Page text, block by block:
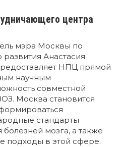
центра
мэра Москвы по
Анастасия
НПЦ прямой
научным
совместной
Москва становится
стандарты
мозга, а также
подходы в этой сфере.